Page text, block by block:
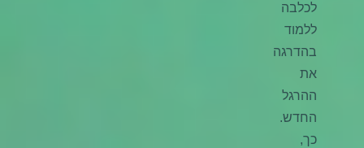
לכלבה
ללמוד
בהדרגה
את
ההרגל
החדש.
כך,